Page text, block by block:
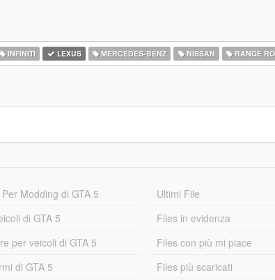
INFINITI LEXUS MERCEDES-BENZ NISSAN RANGE
Modding di GTA 5
di GTA 5
per veicoli di GTA 5
di GTA 5
Ultimi File
Files in evidenza
Files con più mi piace
Files più scaricati